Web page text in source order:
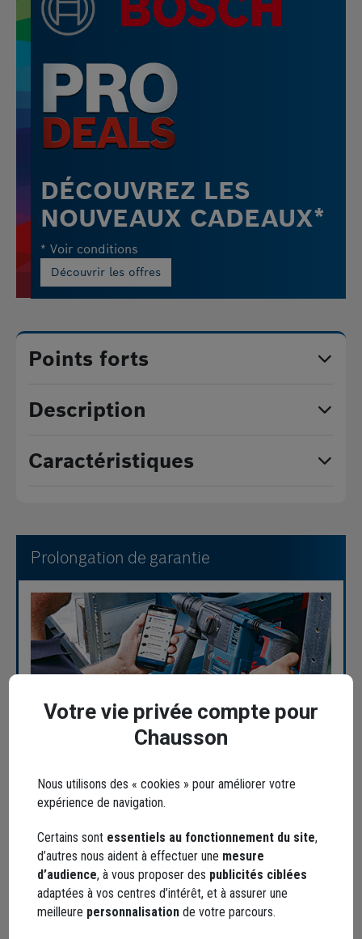
DÉCOUVREZ LES
NOUVEAUX CADEAUX*
* Voir conditions
Découvrir les offres
Points forts
Description
Caractéristiques
Prolongation de garantie
Afin de de prolonger la garantie de votre
machine électroportative, voici les étapes à
Téléchargez l'application mobile PRO360
professional.com/fr/fr/pro360/etcréez votre
compte
Si vous avez besoin d'aide pour créer votre
compte, vous pouvez visualiser la
Votre vie privée compte pour
Chausson
Nous utilisons des « cookies » pour améliorer votre
expérience de navigation.
Certains sont essentiels au fonctionnement du site,
d’autres nous aident à effectuer une mesure
d’audience, à vous proposer des publicités ciblées
adaptées à vos centres d’intérêt, et à assurer une
meilleure personnalisation de votre parcours.